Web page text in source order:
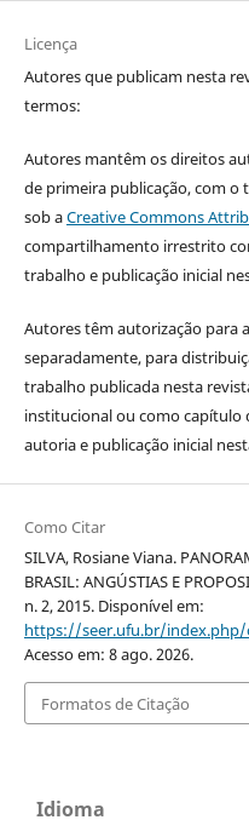
Licença
Autores que publicam nesta
termos:
Autores mantêm os direitos
de primeira publicação, com
sob aCreative Commons
compartilhamento irrestrito
trabalho e publicação inicial
Autores têm autorização para
separadamente, para
trabalho publicada nesta
institucional ou como capítulo
autoria e publicação inicial
Como Citar
SILVA, Rosiane Viana.
BRASIL: ANGÚSTIAS E
n. 2, 2015. Disponível em:
https://seer.ufu.br/
Acesso em: 8 ago. 2026.
Formatos de Citação
Idioma